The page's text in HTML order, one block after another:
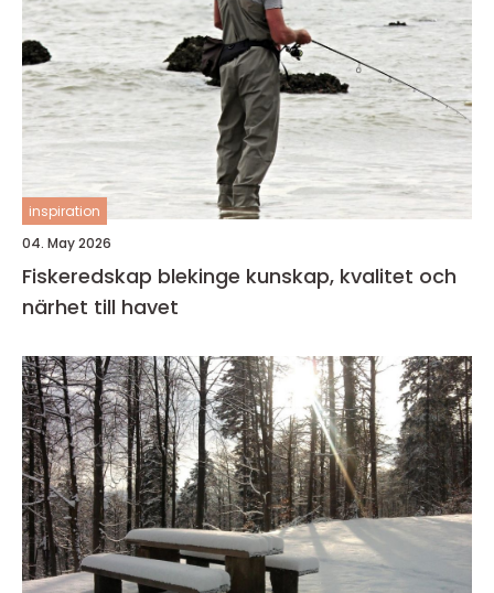
inspiration
04. May 2026
Fiskeredskap blekinge kunskap, kvalitet och
närhet till havet